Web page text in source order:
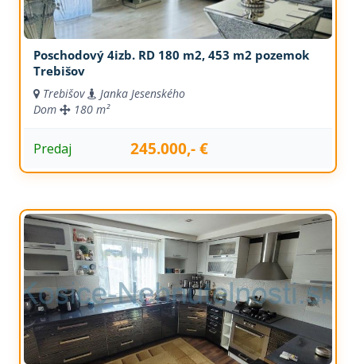
Poschodový 4izb. RD 180 m2, 453 m2 pozemok
Trebišov
Trebišov
Janka Jesenského
Dom
180 m²
Predaj 245.000,- €